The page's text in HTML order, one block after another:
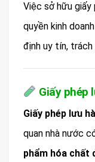
Việc sở hữu giấy
quyền kinh
định uy tín, trách
Giấy phép
Giấy phép lưu
quan nhà nước
phẩm hóa chất